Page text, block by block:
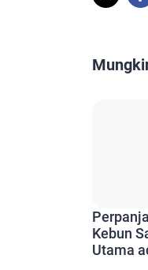
Kebun
Utama